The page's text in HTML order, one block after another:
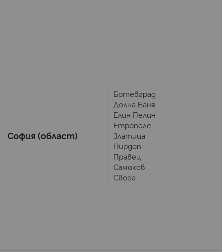
София (област)
Ботевград
Долна Баня
Елин Пелин
Етрополе
Златица
Пирдоп
Правец
Самоков
Своге